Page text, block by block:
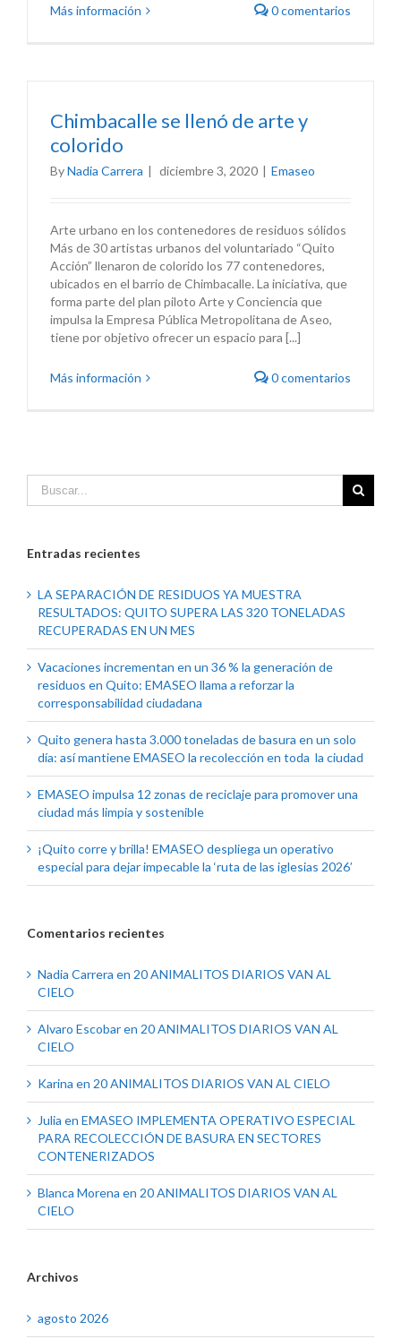
Más información 0 comentarios
Chimbacalle se llenó de arte y
colorido
ByNadia Carrera | diciembre 3, 2020 | Emaseo
Arte urbano en los contenedores de residuos sólidos
Más de 30 artistas urbanos del voluntariado “Quito
Acción” llenaron de colorido los 77 contenedores,
ubicados en el barrio de Chimbacalle. La iniciativa, que
forma parte del plan piloto Arte y Conciencia que
impulsa la Empresa Pública Metropolitana de Aseo,
tiene por objetivo ofrecer un espacio para [...]
Más información 0 comentarios
Entradas recientes
LA SEPARACIÓN DE RESIDUOS YA MUESTRA
RESULTADOS: QUITO SUPERA LAS 320 TONELADAS
RECUPERADAS EN UN MES
Vacaciones incrementan en un 36 % la generación de
residuos en Quito: EMASEO llama a reforzar la
corresponsabilidad ciudadana
Quito genera hasta 3.000 toneladas de basura en un solo
día: así mantiene EMASEO la recolección en toda la ciudad
EMASEO impulsa 12 zonas de reciclaje para promover una
ciudad más limpia y sostenible
¡Quito corre y brilla! EMASEO despliega un operativo
especial para dejar impecable la ‘ruta de las iglesias 2026’
Comentarios recientes
Nadia Carrera en 20 ANIMALITOS DIARIOS VAN AL
CIELO
Alvaro Escobaren 20 ANIMALITOS DIARIOS VAN AL
CIELO
Karina en 20 ANIMALITOS DIARIOS VAN AL CIELO
Julia en EMASEO IMPLEMENTA OPERATIVO ESPECIAL
PARA RECOLECCIÓN DE BASURA EN SECTORES
CONTENERIZADOS
Blanca Morena en 20 ANIMALITOS DIARIOS VAN AL
CIELO
Archivos
agosto 2026